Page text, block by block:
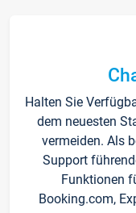
Halten Sie
dem neuesten
vermeiden. Als
Support
Funktionen
Booking.com,